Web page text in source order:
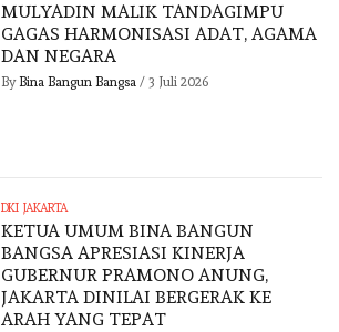
MULYADIN MALIK TANDAGIMPU
GAGAS HARMONISASI ADAT, AGAMA
DAN NEGARA
By Bina Bangun Bangsa/ 3 Juli 2026
DKI JAKARTA
KETUA UMUM BINA BANGUN
BANGSA APRESIASI KINERJA
GUBERNUR PRAMONO ANUNG,
JAKARTA DINILAI BERGERAK KE
ARAH YANG TEPAT